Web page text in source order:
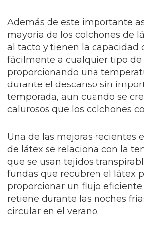
Además de este importante
mayoría de los colchones de
al tacto y tienen la capacidad
fácilmente a cualquier tipo de
proporcionando una
durante el descanso sin
temporada, aun cuando se
calurosos que los colchones
Una de las mejoras recientes
de látex se relaciona con la
que se usan tejidos
fundas que recubren el látex
proporcionar un flujo
retiene durante las noches
circular en el verano.